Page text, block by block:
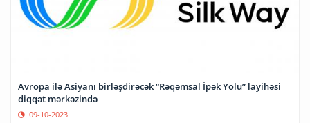
Avropa ilə Asiyanı birləşdirəcək “Rəqəmsal İpək Yolu” layihəsi
diqqət mərkəzində
09-10-2023